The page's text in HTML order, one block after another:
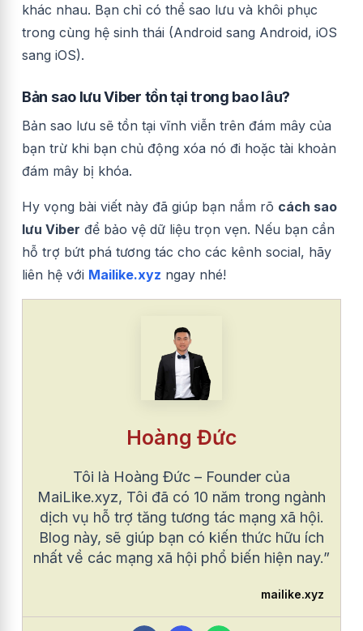
khác nhau. Bạn chỉ có thể sao lưu và khôi phục
trong cùng hệ sinh thái (Android sang Android, iOS
sang iOS).
Bản sao lưu Viber tồn tại trong bao lâu?
Bản sao lưu sẽ tồn tại vĩnh viễn trên đám mây của
bạn trừ khi bạn chủ động xóa nó đi hoặc tài khoản
đám mây bị khóa.
Hy vọng bài viết này đã giúp bạn nắm rõ cách sao
lưu Viber để bảo vệ dữ liệu trọn vẹn. Nếu bạn cần
hỗ trợ bứt phá tương tác cho các kênh social, hãy
liên hệ với Mailike.xyz ngay nhé!
Hoàng Đức
Tôi là Hoàng Đức – Founder của
MaiLike.xyz, Tôi đã có 10 năm trong ngành
dịch vụ hỗ trợ tăng tương tác mạng xã hội.
Blog này, sẽ giúp bạn có kiến thức hữu ích
nhất về các mạng xã hội phổ biến hiện nay.”
mailike.xyz